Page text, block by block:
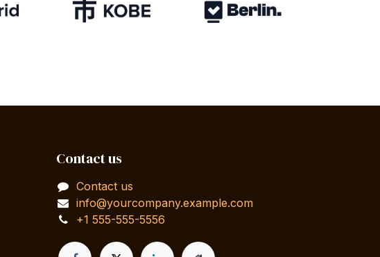
Contact us
Contact us
info@yourcompany.example.com
+1 555-555-5556